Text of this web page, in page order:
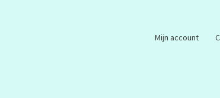
Mijn account